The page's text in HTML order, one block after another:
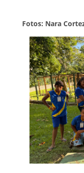
Fotos: Nara